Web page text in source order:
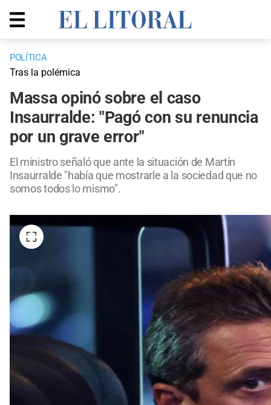
POLÍTICA
Tras la polémica
Massa opinó sobre el caso
Insaurralde: "Pagó con su renuncia
por un grave error"
El ministro señaló que ante la situación de Martín
Insaurralde "había que mostrarle a la sociedad que no
somos todos lo mismo".